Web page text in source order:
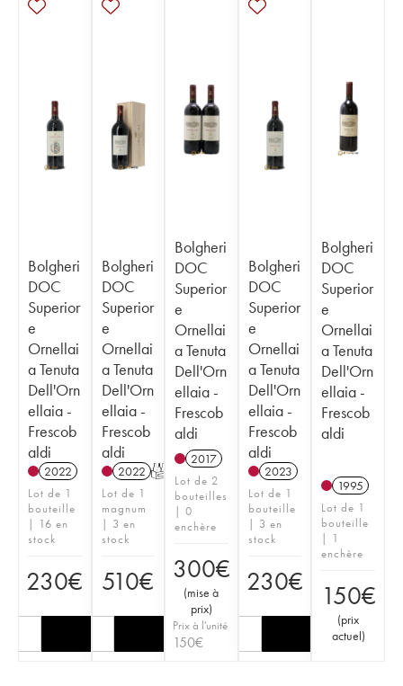
Bolgheri
DOC
Superior
e
Ornellai
a Tenuta
Dell'Orn
ellaia -
Frescob
aldi
2022
Lot de 1
bouteille
| 16 en
stock
230€
Bolgheri
DOC
Superior
e
Ornellai
a Tenuta
Dell'Orn
ellaia -
Frescob
aldi
2022 T
Lot de 1
magnum
| 3 en
stock
510€
Bolgheri
DOC
Superior
e
Ornellai
a Tenuta
Dell'Orn
ellaia -
Frescob
aldi
2017
Lot de 2
bouteilles
| 0
enchère
300€
(mise à
prix)
Prix à l'unité
150€
Bolgheri
DOC
Superior
e
Ornellai
a Tenuta
Dell'Orn
ellaia -
Frescob
aldi
2023
Lot de 1
bouteille
| 3 en
stock
230€
Bolgheri
DOC
Superior
e
Ornellai
a Tenuta
Dell'Orn
ellaia -
Frescob
aldi
1995
Lot de 1
bouteille
| 1
enchère
150€
(prix
actuel)